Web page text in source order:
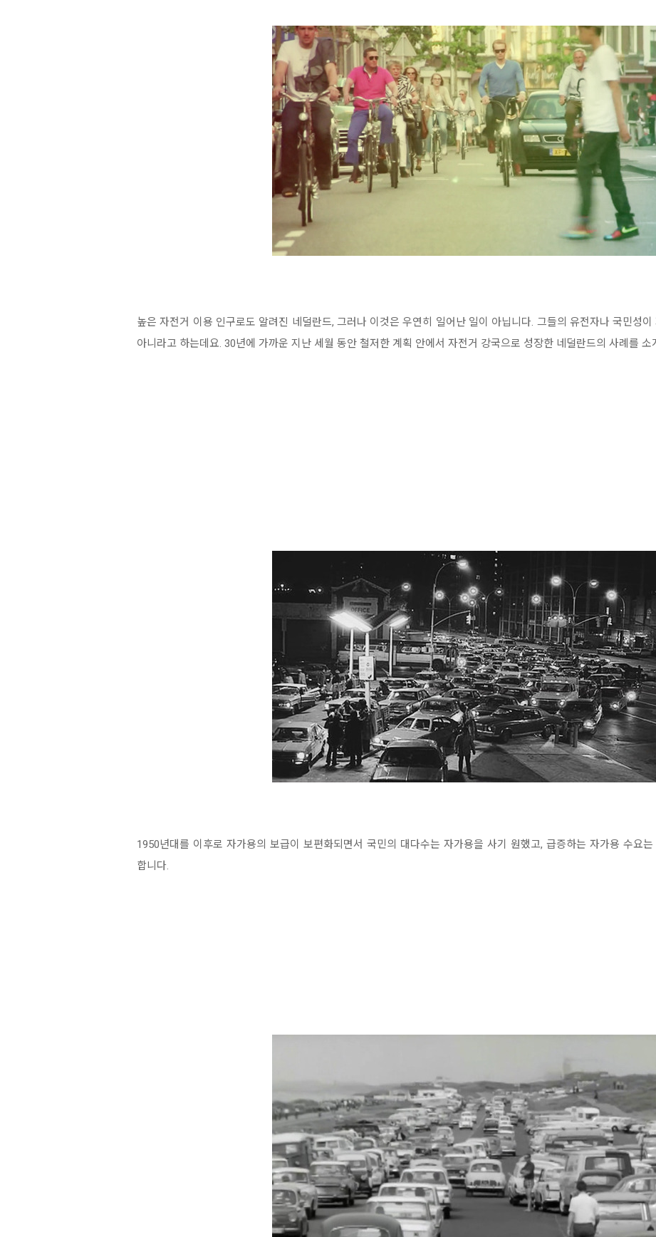
높은 자전거 이용 인구로도 알려진 네덜란드, 그러나 이것은 우연히 일어난 일이 아닙니다. 그들의 유전자나 국민성
아니라고 하는데요. 30년에 가까운 지난 세월 동안 철저한 계획 안에서 자전거 강국으로 성장한 네덜란드의 사례를 소
1950년대를 이후로 자가용의 보급이 보편화되면서 국민의 대다수는 자가용을 사기 원했고, 급증하는 자가용 수요
합니다.